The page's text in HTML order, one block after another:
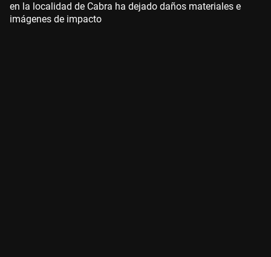
en la localidad de Cabra ha dejado daños materiales e
imágenes de impacto